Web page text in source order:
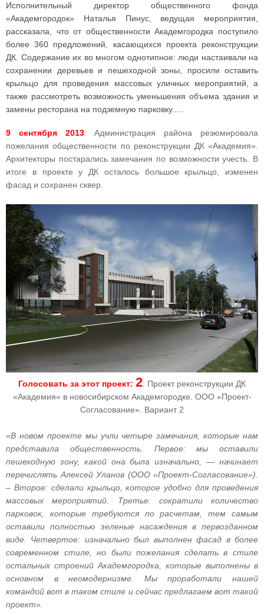
Исполнительный директор общественного фонда
«Академгородок» Наталья Пинус, ведущая мероприятия,
рассказала, что от общественности Академгородка поступило
более 360 предложений, касающихся проекта реконструкции
ДК. Содержание их во многом однотипное: люди настаивали на
сохранении деревьев и пешеходной зоны, просили оставить
крыльцо для проведения массовых уличных мероприятий, а
также рассмотреть возможность уменьшения объема здания и
замены ресторана на подземную парковку.....
9 сентября 2013: Администрация района резюмировала
пожелания общественности по реконструкции ДК «Академия».
Архитекторы постарались замечания по возможности учесть. В
итоге в проекте у ДК осталось большое крыльцо, изменен
фасад и сохранен сквер.
Голосовать за этот проект: 2 . Проект реконструкции ДК
«Академия» в новосибирском Академгородке. ООО «Проект-
Согласование». Вариант 2
«В новом проекте мы учли четыре замечания, которые нам
представила общественность. Первое: мы оставили
пешеходную зону, какой она была изначально,— начинает
перечислять Алексей Уланов (ООО «Проект-Согласование»).
– Второе: сделали крыльцо, которое удобно для проведения
массовых мероприятий. Третье: сократили количество
парковок, которые требуются по расчетам, тем самым
оставили полностью зеленые насаждения в первозданном
виде. Четвертое: изначально был выполнен фасад в более
современном стиле, но были пожелания сделать в стиле
остальных строений Академгородка, которые выполнены в
основном в неомодернизме. Мы проработали нашей
командой вот в таком стиле и сейчас предлагаем вот такой
проект».